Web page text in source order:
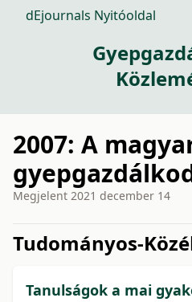
dEjournals Nyitóoldal
2007: A
Megjelent 2021 december 14
Tudományos-
Tanulságok a mai